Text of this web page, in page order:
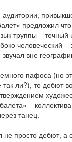
аудитории,
предложил
труппы – точный
человеческий –
вне
пафоса (но
ли?), то дебют
–
танец.
просто дебют, а